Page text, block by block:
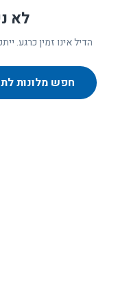
לא
הדיל אינו זמין כרגע.
חפש מלונות